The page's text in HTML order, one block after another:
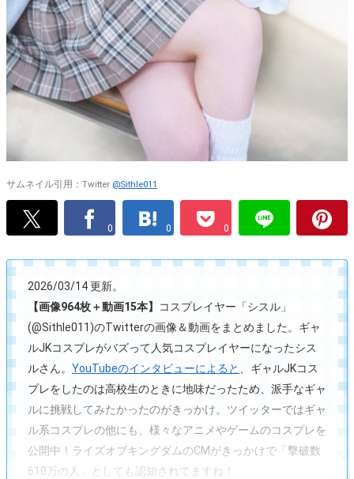
サムネイル引用：Twitter @Sithle011
0 0 0
2026/03/14 更新。
【画像964枚＋動画15本】
コスプレイヤー「シスル」
(@Sithle011)のTwitterの画像＆動画をまとめました。ギャ
ルJKコスプレがバズって人気コスプレイヤーになったシス
ルさん。 YouTubeのインタビューによると
、ギャルJKコス
プレをしたのは高校生のときに地味だったため、派手なギャ
ルに挑戦してみたかったのがきっかけ。ツイッターではギャ
ル系コスプレの他にも、様々なアニメやゲームのコスプレを
公開中！ライズオブキングダムのCMがきっかけで「撃破数
610万の人」としても認知されてますね！